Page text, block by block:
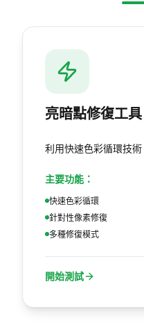
亮暗點修復工具
利用快速色彩循環技
主要功能：
快速色彩循環
針對性像素修復
多種修復模式
開始測試